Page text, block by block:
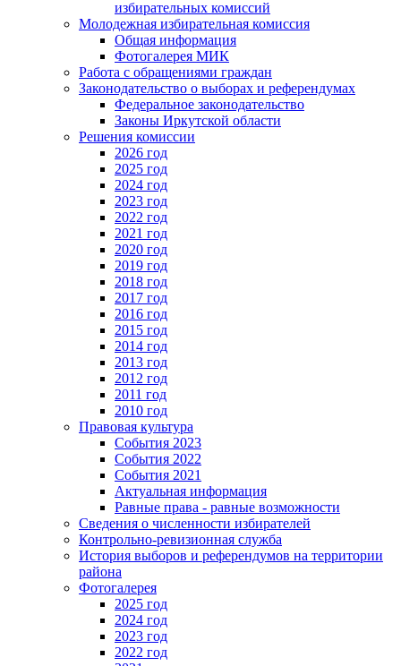
избирательных комиссий
Молодежная избирательная комиссия
Общая информация
Фотогалерея МИК
Работа с обращениями граждан
Законодательство о выборах и референдумах
Федеральное законодательство
Законы Иркутской области
Решения комиссии
2026 год
2025 год
2024 год
2023 год
2022 год
2021 год
2020 год
2019 год
2018 год
2017 год
2016 год
2015 год
2014 год
2013 год
2012 год
2011 год
2010 год
Правовая культура
События 2023
События 2022
События 2021
Актуальная информация
Равные права - равные возможности
Сведения о численности избирателей
Контрольно-ревизионная служба
История выборов и референдумов на территории
района
Фотогалерея
2025 год
2024 год
2023 год
2022 год